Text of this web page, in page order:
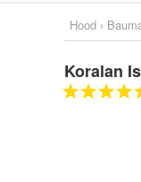
Hood ›
Koralan